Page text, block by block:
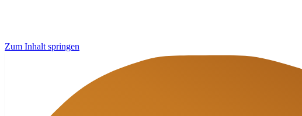
Zum Inhalt springen